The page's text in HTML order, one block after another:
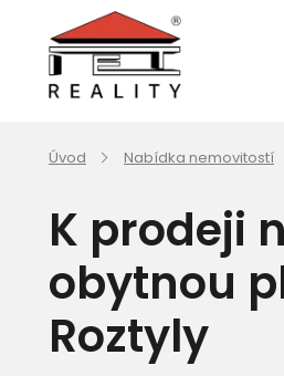
Úvod Nabídka nemovitostí
K prodeji
obytnou
Roztyly